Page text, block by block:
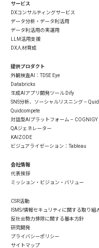
サービス
DXコンサルティングサービス
データ分析・データ利活用
データ利活用の実運用
LLM活用支援
DX人材育成
提供プロダクト
外観検査AI：TDSE Eye
Databricks
生成AIアプリ開発ツール Dify
SNS分析、ソーシャルリスニング –
Quidcompete
対話型AIプラットフォーム – COGNIGY
QAジェネレーター
KAIZODE
ビジュアライゼーション：Tableau
会社情報
代表挨拶
ミッション・ビジョン・バリュー
CSR活動
ISMS/情報セキュリティに関する取り組
反社会勢力排除に関する基本方針
研究開発
プライバシーポリシー
サイトマップ